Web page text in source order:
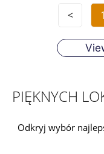
< 1
PIĘKNYCH
Odkryj wybór